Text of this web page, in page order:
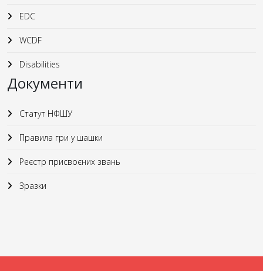
EDC
WCDF
Disabilities
Документи
Статут НФШУ
Правила гри у шашки
Реєстр присвоєних звань
Зразки